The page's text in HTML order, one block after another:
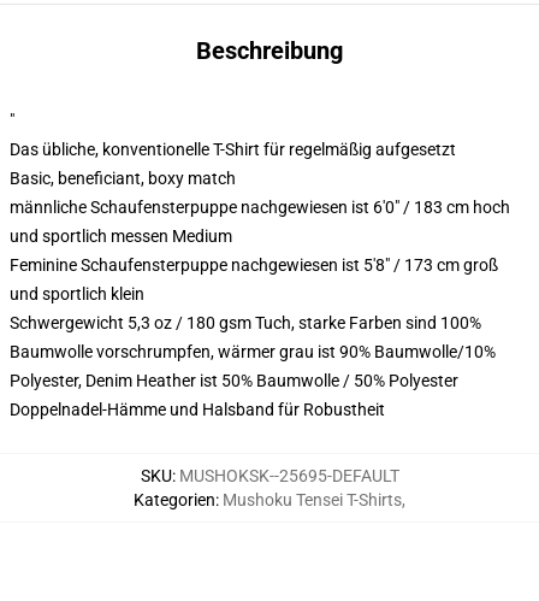
Beschreibung
"
Das übliche, konventionelle T-Shirt für regelmäßig aufgesetzt
Basic, beneficiant, boxy match
männliche Schaufensterpuppe nachgewiesen ist 6'0" / 183 cm hoch
und sportlich messen Medium
Feminine Schaufensterpuppe nachgewiesen ist 5'8" / 173 cm groß
und sportlich klein
Schwergewicht 5,3 oz / 180 gsm Tuch, starke Farben sind 100%
Baumwolle vorschrumpfen, wärmer grau ist 90% Baumwolle/10%
Polyester, Denim Heather ist 50% Baumwolle / 50% Polyester
Doppelnadel-Hämme und Halsband für Robustheit
SKU: MUSHOKSK--25695-DEFAULT
Kategorien: Mushoku Tensei T-Shirts,